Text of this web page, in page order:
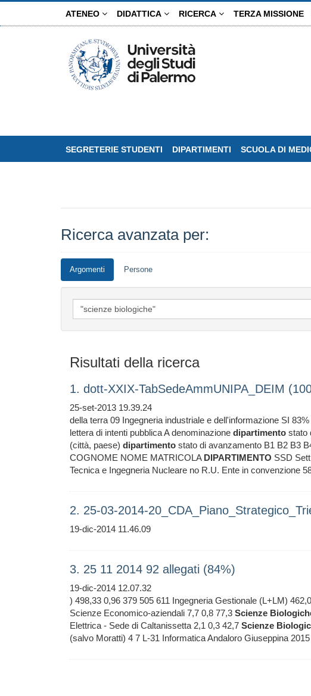
ATENEO DIDATTICA RICERCA TERZA MISSIONE
SEGRETERIE STUDENTI DIPARTIMENTI SCUOLA DI
Ricerca avanzata per:
Argomenti Persone
Risultati della ricerca
1. dott-XXIX-TabSedeAmmUNIPA_DEIM
25-set-2013 19.39.24
della terra 09 Ingegneria industriale e dell'informazione SI 83%
lettera di intenti pubblica A denominazione dipartimento stato
(città, paese) dipartimento stato di avanzamento B1 B2 B3
COGNOME NOME MATRICOLA DIPARTIMENTO SSD
Tecnica e Ingegneria Nucleare no R.U. Ente in convenzione
2. 25-03-2014-
19-dic-2014 11.46.09
3. 25 11 2014 92 allegati (84%)
19-dic-2014 12.07.32
) 498,33 0,96 379 505 611 Ingegneria Gestionale (L+LM)
Scienze Economico-aziendali 7,7 0,8 77,3 Scienze
Elettrica - Sede di Caltanissetta 2,1 0,3 42,7 Scienze
(salvo Moratti) 4 7 L-31 Informatica Andaloro Giuseppina